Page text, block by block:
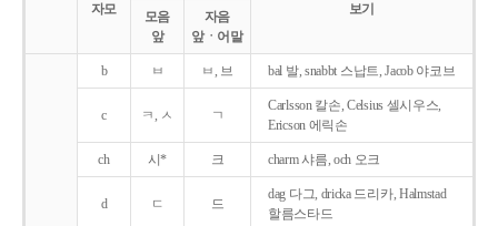
자모
보기
모음
앞
자음
앞ㆍ어말
b ㅂ ㅂ, 브 bal 발, snabbt 스납트, Jacob 야코브
c ㅋ, ㅅ ㄱ
Carlsson 칼손, Celsius 셀시우스,
Ericson 에릭손
ch 시* 크 charm 샤름, och 오크
d ㄷ 드
dag 다그, dricka 드리카, Halmstad
할름스타드